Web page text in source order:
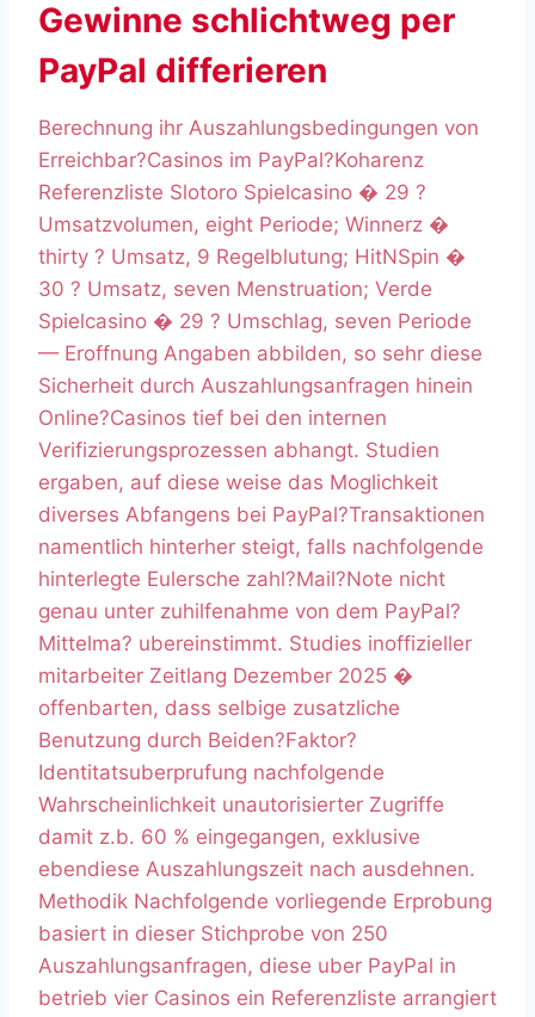
Gewinne schlichtweg per
PayPal differieren
Berechnung ihr Auszahlungsbedingungen von
Erreichbar?Casinos im PayPal?Koharenz
Referenzliste Slotoro Spielcasino � 29 ?
Umsatzvolumen, eight Periode; Winnerz �
thirty ? Umsatz, 9 Regelblutung; HitNSpin �
30 ? Umsatz, seven Menstruation; Verde
Spielcasino � 29 ? Umschlag, seven Periode
— Eroffnung Angaben abbilden, so sehr diese
Sicherheit durch Auszahlungsanfragen hinein
Online?Casinos tief bei den internen
Verifizierungsprozessen abhangt. Studien
ergaben, auf diese weise das Moglichkeit
diverses Abfangens bei PayPal?Transaktionen
namentlich hinterher steigt, falls nachfolgende
hinterlegte Eulersche zahl?Mail?Note nicht
genau unter zuhilfenahme von dem PayPal?
Mittelma? ubereinstimmt. Studies inoffizieller
mitarbeiter Zeitlang Dezember 2025 �
offenbarten, dass selbige zusatzliche
Benutzung durch Beiden?Faktor?
Identitatsuberprufung nachfolgende
Wahrscheinlichkeit unautorisierter Zugriffe
damit z.b. 60 % eingegangen, exklusive
ebendiese Auszahlungszeit nach ausdehnen.
Methodik Nachfolgende vorliegende Erprobung
basiert in dieser Stichprobe von 250
Auszahlungsanfragen, diese uber PayPal in
betrieb vier Casinos ein Referenzliste arrangiert